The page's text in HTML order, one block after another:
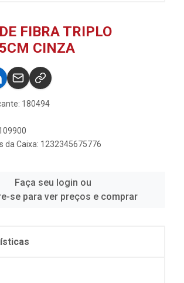
FIBRA TRIPLO
CINZA
180494
da Caixa: 1232345675776
Faça seu login ou
se para ver preços e comprar